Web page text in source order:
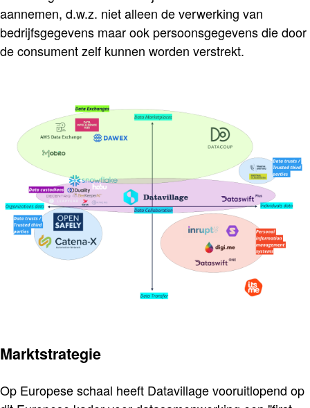
aannemen, d.w.z. niet alleen de verwerking van
bedrijfsgegevens maar ook persoonsgegevens die door
de consument zelf kunnen worden verstrekt.
Marktstrategie
Op Europese schaal heeft Datavillage vooruitlopend op